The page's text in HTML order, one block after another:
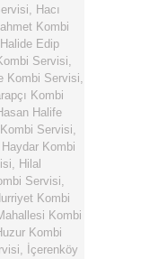
, Hacı
Kombi
Halide Edip
Servisi,
Kombi Servisi,
Kombi
Halife
Servisi,
Haydar Kombi
, Hilal
Servisi,
Kombi
Kombi
Kombi
, İçerenköy